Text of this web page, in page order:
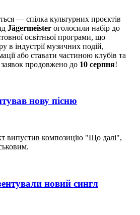
— спілка культурних проєктів
Jägermeister оголосили набір до
освітньої програми, що
в індустрії музичних подій,
або ставати частиною клубів та
заявок продовжено до 10 серпня!
нову пісню
випустив композицію "Що далі",
новий сингл